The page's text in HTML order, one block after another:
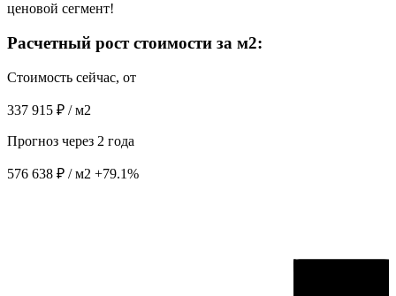
ценовой сегмент!
Расчетный рост стоимости за м2:
Стоимость сейчас, от
337 915 ₽ / м2
Прогноз через 2 года
576 638 ₽ / м2 +79.1%